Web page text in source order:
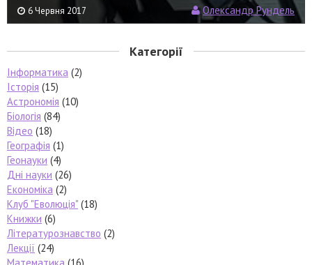
6 Червня 2017 Олександр Рундель
Категорії
Інформатика (2)
Історія (15)
Астрономія (10)
Біологія (84)
Відео (18)
Географія (1)
Геонауки (4)
Дні науки (26)
Економіка (2)
Клуб "Еволюція" (18)
Книжки (6)
Літературознавство (2)
Лекції (24)